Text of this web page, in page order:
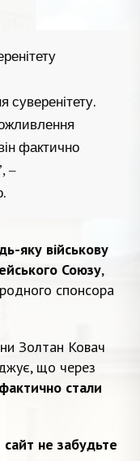
суверенітету.
фактично
–
яку військову
Союзу,
спонсора
Золтан Ковач
що через
стали
не забудьте